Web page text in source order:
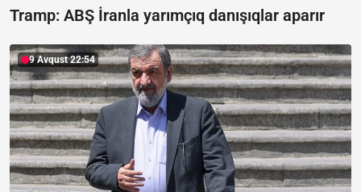
Tramp: ABŞ İranla yarımçıq danışıqlar aparır
9 Avqust 22:54